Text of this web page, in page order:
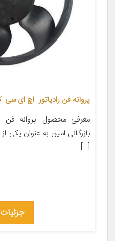
پروانه فن رادیاتور اچ ای سی کد 3193 مناسب برای
بازرگانی امین به عنوان یکی
[…]